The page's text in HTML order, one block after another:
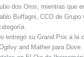
dos Oros, mientras que
Buffagni, CCO de Grupo
entregó su Grand Prix a la
and Mather para